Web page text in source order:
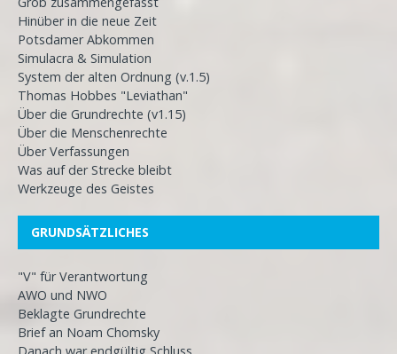
Hinüber in die neue Zeit
Potsdamer Abkommen
Simulacra & Simulation
System der alten Ordnung (v.1.5)
Thomas Hobbes "Leviathan"
Über die Grundrechte (v1.15)
Über die Menschenrechte
Über Verfassungen
Was auf der Strecke bleibt
Werkzeuge des Geistes
GRUNDSÄTZLICHES
"V" für Verantwortung
AWO und NWO
Beklagte Grundrechte
Brief an Noam Chomsky